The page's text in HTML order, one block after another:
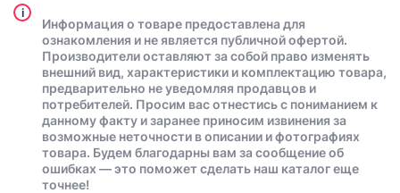
i
Информация о товаре предоставлена для
ознакомления и не является публичной офертой.
Производители оставляют за собой право изменять
внешний вид, характеристики и комплектацию товара,
предварительно не уведомляя продавцов и
потребителей. Просим вас отнестись с пониманием к
данному факту и заранее приносим извинения за
возможные неточности в описании и фотографиях
товара. Будем благодарны вам за сообщение об
ошибках — это поможет сделать наш каталог еще
точнее!